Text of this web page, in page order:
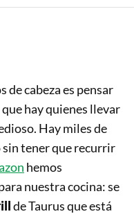
de cabeza es pensar
que hay quienes llevar
Hay miles de
tener que recurrir
hemos
nuestra cocina: se
de Taurus que está